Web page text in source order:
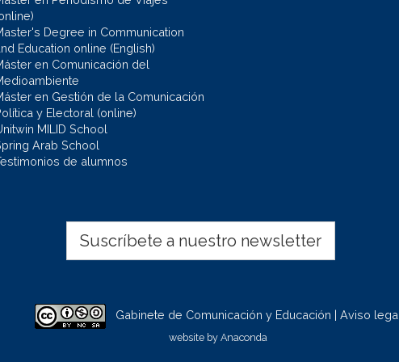
Degree in Communication
Education online (English)
en Comunicación del
en Gestión de la Comunicación
y Electoral (online)
MILID School
Arab School
de alumnos
Suscríbete a nuestro newsletter
Gabinete de Comunicación y Educación | Aviso
website by Anaconda